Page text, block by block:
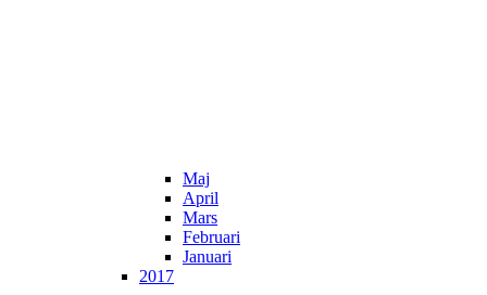
Maj
April
Mars
Februari
Januari
2017